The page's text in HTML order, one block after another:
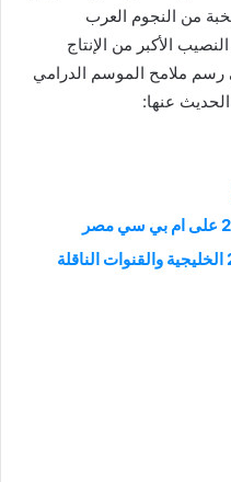
بمشاركة نخبة من النجوم العرب
الأكبر من الإنتاج
رسم ملامح الموسم الدرامي
عنها: